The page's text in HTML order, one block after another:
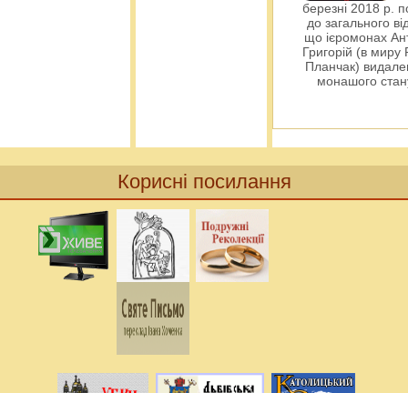
березні 2018 р.
до загального
що ієромонах
Григорій (в миру
Планчак)
монашого
Корисні посилання